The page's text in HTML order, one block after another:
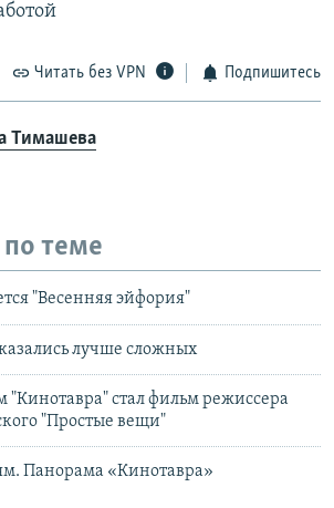
Читать без VPN Подпишитесь
Тимашева
теме
"Весенняя эйфория"
лучше сложных
"Кинотавра" стал фильм режиссера
"Простые вещи"
Панорама «Кинотавра»